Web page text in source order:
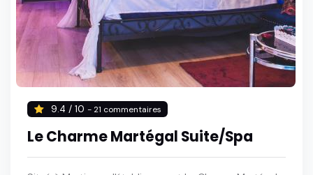
9.4 / 10 - 21 commentaires
Le Charme Martégal Suite/Spa